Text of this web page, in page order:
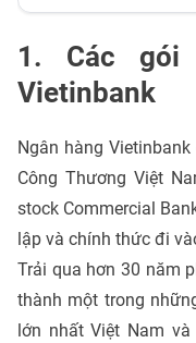
1. Các
Vietinbank
Ngân hàng
Công Thương Việt
stock Commercial
lập và chính thức đi
Trải qua hơn 30 năm
thành một trong
lớn nhất Việt Nam